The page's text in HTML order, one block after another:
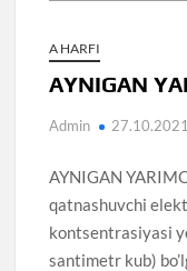
A HARFI
AYNIGAN
Admin 27.10.2021
AYNIGAN
qatnashuvchi
kontsentrasiyasi
santimetr kub)